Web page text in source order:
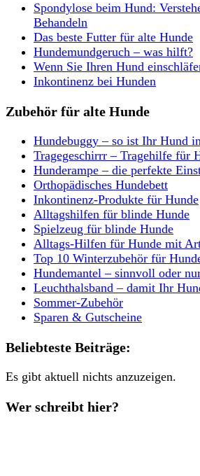
Spondylose beim Hund:
Behandeln
Das beste Futter für alte Hunde
Hundemundgeruch – was hilft?
Wenn Sie Ihren Hund
Inkontinenz bei Hunden
Zubehör für alte Hunde
Hundebuggy – so ist Ihr Hund
Tragegeschirrr – Tragehilfe für
Hunderampe – die perfekte
Orthopädisches Hundebett
Inkontinenz-Produkte für Hunde
Alltagshilfen für blinde Hunde
Spielzeug für blinde Hunde
Alltags-Hilfen für Hunde mit
Top 10 Winterzubehör für
Hundemantel – sinnvoll oder
Leuchthalsband – damit Ihr
Sommer-Zubehör
Sparen & Gutscheine
Beliebteste Beiträge:
Es gibt aktuell nichts anzuzeigen.
Wer schreibt hier?